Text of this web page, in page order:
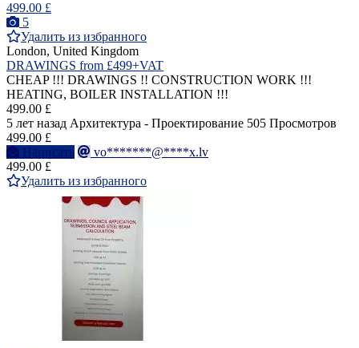
499.00 £
5
Удалить из избранного
London, United Kingdom
DRAWINGS from £499+VAT
CHEAP !!! DRAWINGS !! CONSTRUCTION WORK !!!
HEATING, BOILER INSTALLATION !!!
499.00 £
5 лет назад Архитектура - Проектирование 505 Просмотров
499.00 £
Написать
vo*******@****x.lv
499.00 £
Удалить из избранного